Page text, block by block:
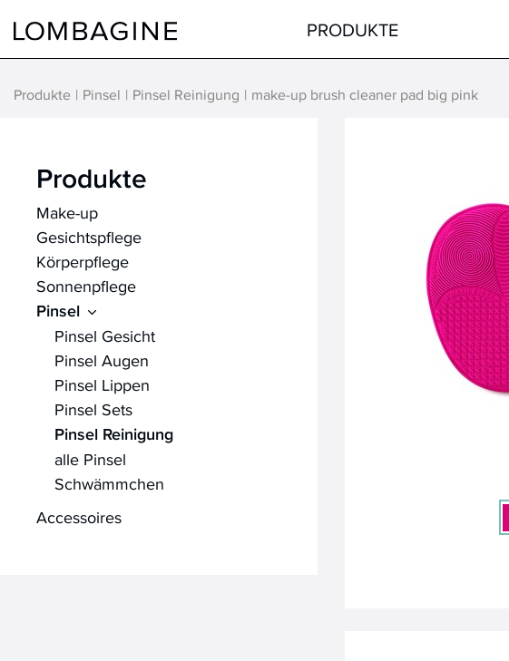
PRODUKTE
Lippen
Haare
alle Produkte
Hilfsmittel
alle Produkte
Produkte Pinsel Pinsel Reinigung make-up brush cleaner pad big pink
Produkte
Make-up
Gesichtspflege
Körperpflege
Sonnenpflege
Pinsel
Pinsel Gesicht
Pinsel Augen
Pinsel Lippen
Pinsel Sets
Pinsel Reinigung
alle Pinsel
Schwämmchen
Accessoires